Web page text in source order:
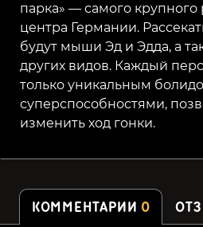
парка» — самого крупного
центра Германии.
будут мыши Эд и Эдда, а
других видов. Каждый
только уникальным
суперспособностями,
изменить ход гонки.
КОММЕНТАРИИ 0